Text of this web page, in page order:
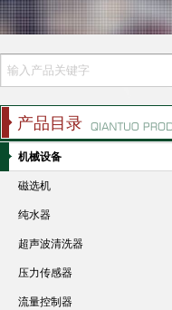
产品目录
机械设备
磁选机
纯水器
超声波清洗器
压力传感器
流量控制器